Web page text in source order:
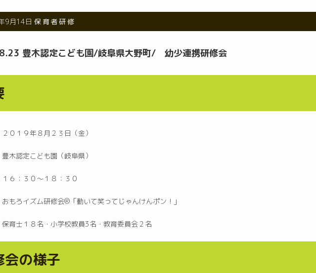
9月14日 保育者研修
豊木認定こども園/岐阜県大野町/ 幼少連携研修会
１９年８月２３日（金）
認定こども園（岐阜県）
：３０〜１８：３０
おもろイズム研修会®︎「動いて笑ってじゃんけんポン！」
育士１８名・小学校教員3名・教育委員会２名
会の様子